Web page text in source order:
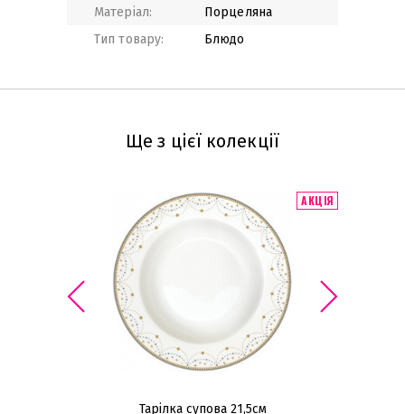
Матеріал:
Порцеляна
Тип товару:
Блюдо
Ще з цієї колекції
АКЦІЯ
Тарілка супова 21,5см